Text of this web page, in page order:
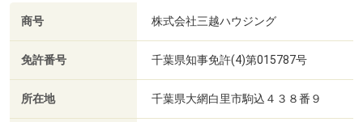
商号 株式会社三越ハウジング
免許番号 千葉県知事免許(4)第015787号
所在地 千葉県大網白里市駒込４３８番９